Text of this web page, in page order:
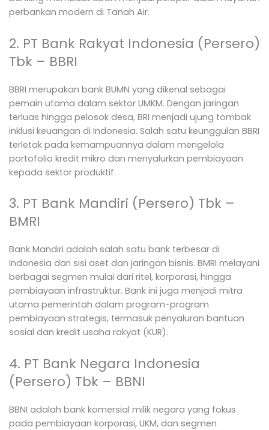
perbankan modern di Tanah Air.
2. PT Bank Rakyat Indonesia (Persero)
Tbk – BBRI
BBRI merupakan bank BUMN yang dikenal sebagai
pemain utama dalam sektor UMKM. Dengan jaringan
terluas hingga pelosok desa, BRI menjadi ujung tombak
inklusi keuangan di Indonesia. Salah satu keunggulan BBRI
terletak pada kemampuannya dalam mengelola
portofolio kredit mikro dan menyalurkan pembiayaan
kepada sektor produktif.
3. PT Bank Mandiri (Persero) Tbk –
BMRI
Bank Mandiri adalah salah satu bank terbesar di
Indonesia dari sisi aset dan jaringan bisnis. BMRI melayani
berbagai segmen mulai dari ritel, korporasi, hingga
pembiayaan infrastruktur. Bank ini juga menjadi mitra
utama pemerintah dalam program-program
pembiayaan strategis, termasuk penyaluran bantuan
sosial dan kredit usaha rakyat (KUR).
4. PT Bank Negara Indonesia
(Persero) Tbk – BBNI
BBNI adalah bank komersial milik negara yang fokus
pada pembiayaan korporasi, UKM, dan segmen